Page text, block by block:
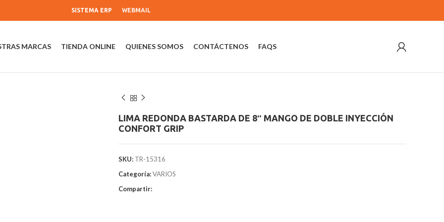
SISTEMA ERP WEBMAIL
MARCAS TIENDA ONLINE QUIENES SOMOS CONTÁCTENOS FAQS
LIMA REDONDA BASTARDA DE 8″ MANGO DE DOBLE INYECCIÓN
CONFORT GRIP
SKU: TR-15316
Categoría:VARIOS
Compartir: